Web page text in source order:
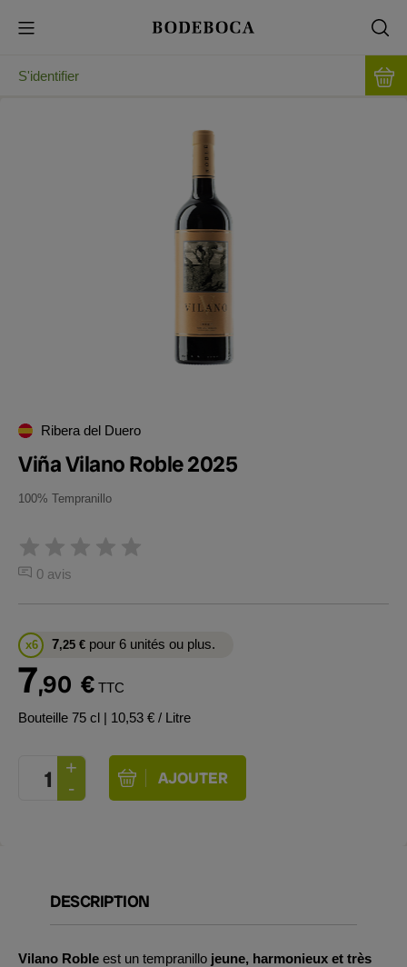
S'identifier
Ribera del Duero
Viña Vilano Roble 2025
100% Tempranillo
0 avis
x6 7,25 € pour 6 unités ou plus.
7,90 € TTC
Bouteille 75 cl | 10,53 € / Litre
DESCRIPTION
Vilano Roble est un tempranillo jeune, harmonieux et très